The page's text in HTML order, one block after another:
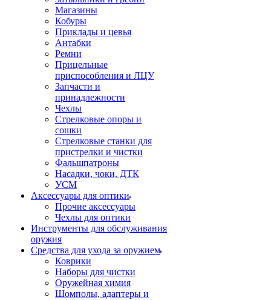
Магазины
Кобуры
Приклады и цевья
Антабки
Ремни
Прицельные
приспособления и ЛЦУ
Запчасти и
принадлежности
Чехлы
Стрелковые опоры и
сошки
Стрелковые станки для
пристрелки и чистки
Фальшпатроны
Насадки, чоки, ДТК
УСМ
Аксессуары для оптики
Прочие аксессуары
Чехлы для оптики
Инструменты для обслуживания
оружия
Средства для ухода за оружием
Коврики
Наборы для чистки
Оружейная химия
Шомполы, адаптеры и